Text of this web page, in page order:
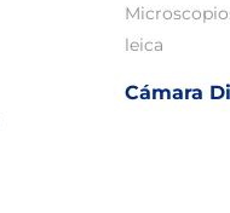
leica
Cámara